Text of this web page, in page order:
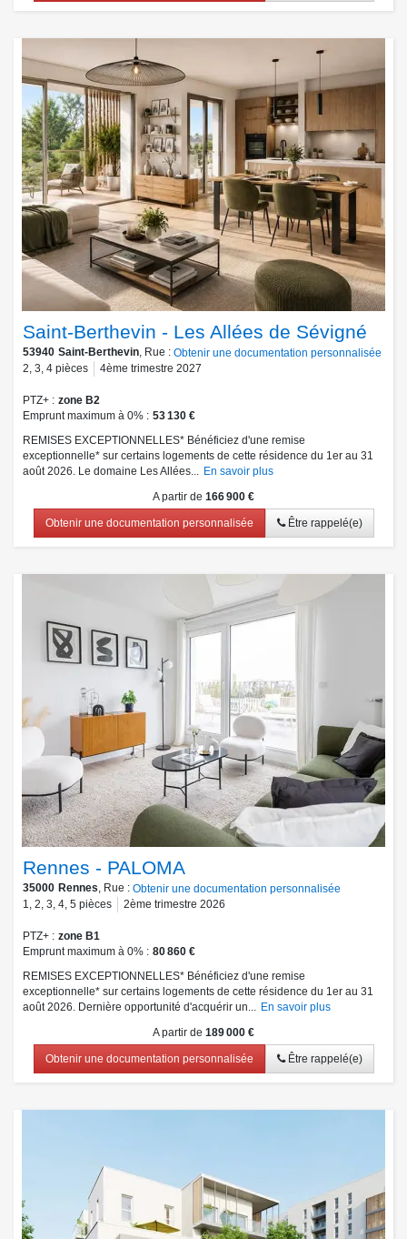
Saint-Berthevin - Les Allées de Sévigné
53940 Saint-Berthevin, Rue : Obtenir une documentation personnalisée
2, 3, 4 pièces 4ème trimestre 2027
PTZ+
zone B2
Emprunt maximum à 0%
53 130 €
REMISES EXCEPTIONNELLES* Bénéficiez d'une remise
exceptionnelle* sur certains logements de cette résidence du 1er au 31
août 2026. Le domaine Les Allées... En savoir plus
A partir de 166 900 €
Obtenir une documentation personnalisée Être rappelé(e)
Rennes - PALOMA
35000 Rennes, Rue : Obtenir une documentation personnalisée
1, 2, 3, 4, 5 pièces 2ème trimestre 2026
PTZ+
zone B1
Emprunt maximum à 0%
80 860 €
REMISES EXCEPTIONNELLES* Bénéficiez d'une remise
exceptionnelle* sur certains logements de cette résidence du 1er au 31
août 2026. Dernière opportunité d'acquérir un... En savoir plus
A partir de 189 000 €
Obtenir une documentation personnalisée Être rappelé(e)